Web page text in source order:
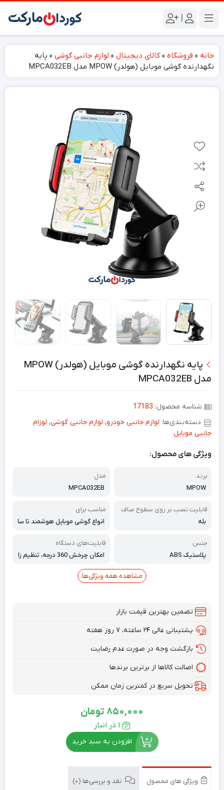
|
خانه » فروشگاه » کالای دیجیتال » لوازم جانبی گوشی » پایه
نگهدارنده گوشی موبایل (هولدر) MPOW مدل MPCA032EB
پایه نگهدارنده گوشی موبایل (هولدر) MPOW
مدل MPCA032EB
شناسه محصول: 17183
دسته‌بندی‌ها: لوازم جانبی خودرو, لوازم جانبی گوشی, لوزام
جانبی موبایل
ویژگی های محصول:
برند
MPOW
مدل
MPCA032EB
قابلیت نصب بر روی سطوح صاف
بله
مناسب برای
انواع گوشی موبایل هوشمند تا سا
جنس
پلاستیک ABS
قابلیت‌های دستگاه
امکان چرخش 360 درجه، تنظیم زا
ن لرزش، پد مکش فوق العاده چ
سبنده، بازوی قابل گسترش، چرخ
مشاهده همه ویژگی‌ها
تضمین بهترین قیمت بازار
پشتیبانی عالی ۲۴ ساعته، ۷ روز هفته
بازگشت وجه در صورت عدم رضایت
اصالت کالاها از برترین برندها
تحویل سریع در کمترین زمان ممکن
850,000 تومان
1 در انبار
افزودن به سبد خرید
ویژگی های محصول نقد و بررسی‌ها (0)